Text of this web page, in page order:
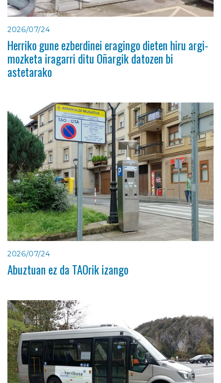
2026/07/24
Herriko gune ezberdinei eragingo dieten hiru argi-
mozketa iragarri ditu Oñargik datozen bi
astetarako
2026/07/24
Abuztuan ez da TAOrik izango